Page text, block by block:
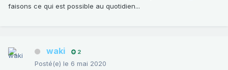
faisons ce qui est possible au quotidien...
waki 2
Posté(e) le 6 mai 2020